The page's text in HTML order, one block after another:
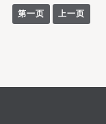
第一页 上一页